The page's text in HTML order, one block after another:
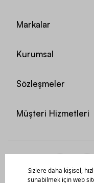
Markalar
Kurumsal
Sözleşmeler
Müşteri Hizmetleri